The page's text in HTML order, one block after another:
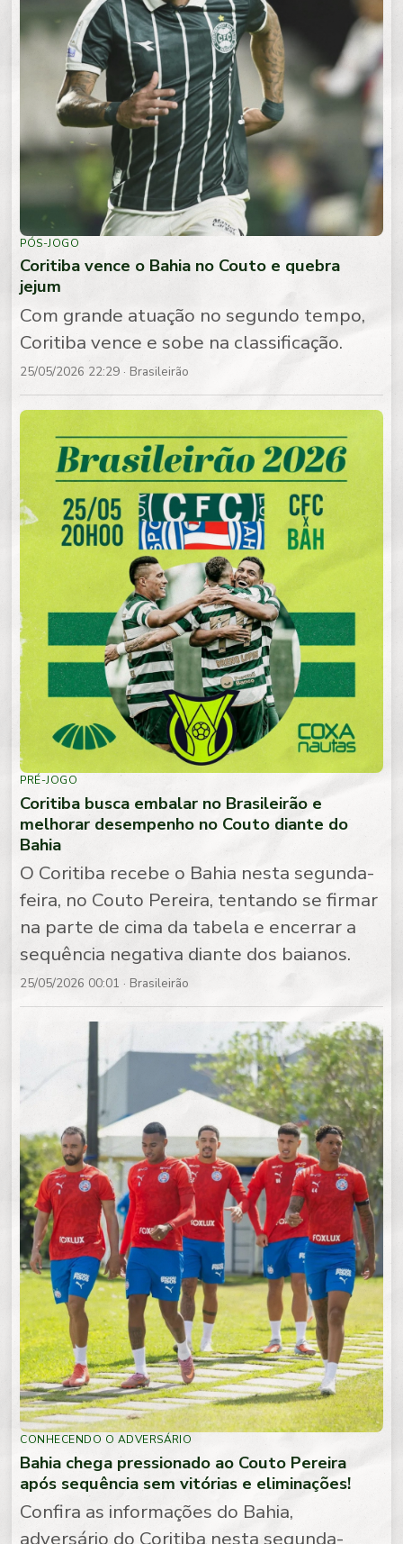
PÓS-JOGO
Coritiba vence o Bahia no Couto e quebra
jejum
Com grande atuação no segundo tempo,
Coritiba vence e sobe na classificação.
25/05/2026 22:29 · Brasileirão
PRÉ-JOGO
Coritiba busca embalar no Brasileirão e
melhorar desempenho no Couto diante do
Bahia
O Coritiba recebe o Bahia nesta segunda-
feira, no Couto Pereira, tentando se firmar
na parte de cima da tabela e encerrar a
sequência negativa diante dos baianos.
25/05/2026 00:01 · Brasileirão
CONHECENDO O ADVERSÁRIO
Bahia chega pressionado ao Couto Pereira
após sequência sem vitórias e eliminações!
Confira as informações do Bahia,
adversário do Coritiba nesta segunda-